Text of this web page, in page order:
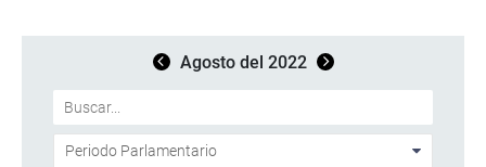
Agosto del 2022